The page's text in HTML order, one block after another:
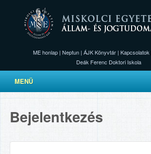
ME honlap | Neptun | ÁJK Könyvtár | Kapcsolatok
Deák Ferenc Doktori Iskola
MENÜ
Bejelentkezés